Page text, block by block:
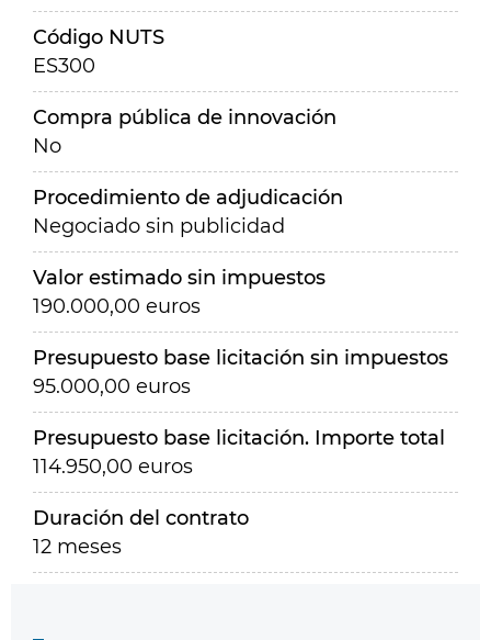
Código NUTS
ES300
Compra pública de innovación
No
Procedimiento de adjudicación
Negociado sin publicidad
Valor estimado sin impuestos
190.000,00 euros
Presupuesto base licitación sin impuestos
95.000,00 euros
Presupuesto base licitación. Importe total
114.950,00 euros
Duración del contrato
12 meses